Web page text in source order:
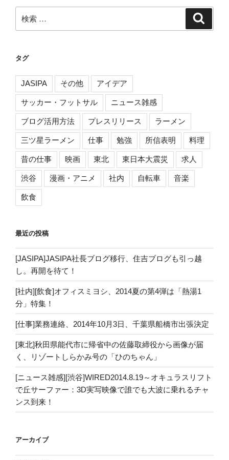
ン
索:
タグ
JASIPA その他 アイデア
サッカー・フットサル ニュース雑感
ブログ活用方法 プレスリリース ラーメン
三ツ星ラーメン 仕事 勉強 所信表明 料理
昔の仕事 映画 東北 東日本大震災 求人
渋谷 漫画・アニメ 社内 自転車 音楽
飲食
最近の投稿
[JASIPA]JASIPA社長ブログ移行、住吉ブログも引っ越
し。再開を待て！
[社内][飲食]オフィスミヨシ、2014夏の第4弾は「熱湯1
分」特集！
[仕事]業務連絡、2014年10月3日、千葉県船橋市出張決定
[東北]秋田県能代市に帰省中の佐藤取締役から画像が届
く、リゾートしらかみ号の「ひのちゃん」
[ニュース雑感][渋谷]WIRED2014.8.19～オキュラスリフト
で丘サーファー：3D実写映像で誰でも大波に乗れるチャ
ンス到来！
アーカイブ